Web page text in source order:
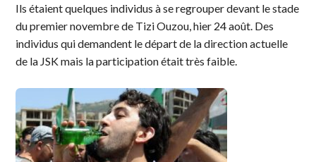
Ils étaient quelques individus à se regrouper devant le stade
du premier novembre de Tizi Ouzou, hier 24 août. Des
individus qui demandent le départ de la direction actuelle
de la JSK mais la participation était très faible.